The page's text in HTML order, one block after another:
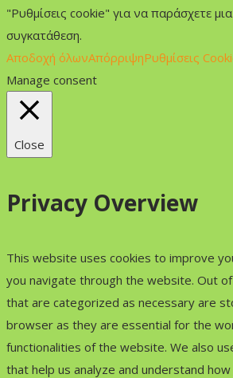
"Ρυθμίσεις cookie" για να παράσχετε
συγκατάθεση.
Αποδοχή όλωνΑπόρριψηΡυθμίσεις
Manage consent
Close
Privacy Overview
This website uses cookies to improve
you navigate through the website. Out
that are categorized as necessary are
browser as they are essential for the
functionalities of the website. We also
that help us analyze and understand